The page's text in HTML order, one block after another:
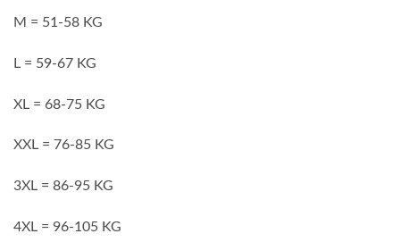
M = 51-58 KG
L = 59-67 KG
XL = 68-75 KG
XXL = 76-85 KG
3XL = 86-95 KG
4XL = 96-105 KG